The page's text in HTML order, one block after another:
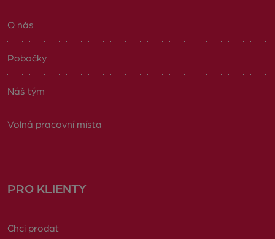
O nás
Pobočky
Náš tým
Volná pracovní místa
PRO KLIENTY
Chci prodat